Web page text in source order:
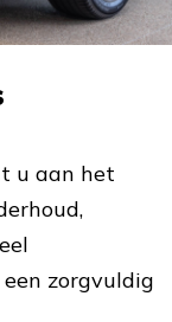
u aan het
zorgvuldig